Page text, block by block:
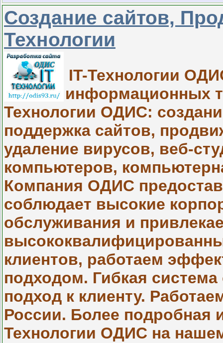
Создание сайтов,
Технологии
IT-Технологии
информационных
Технологии ОДИС:
поддержка сайтов,
удаление вирусов, веб-
компьютеров,
Компания ОДИС
соблюдает высокие
обслуживания и
клиентов, работаем
подходом. Гибкая
подход к клиенту.
России. Более подробная
Технологии ОДИС на